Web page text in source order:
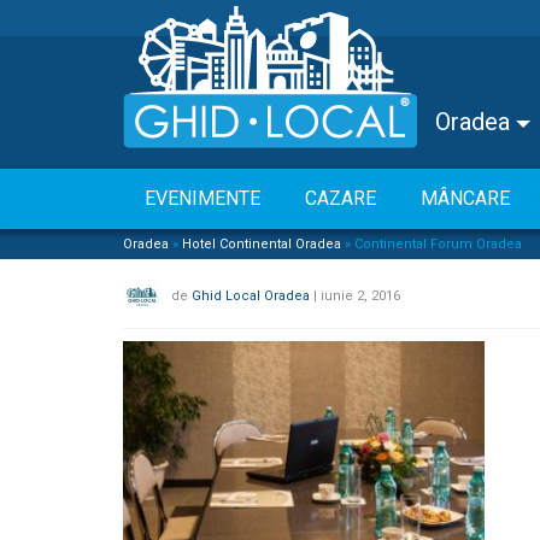
Oradea
EVENIMENTE CAZARE MÂNCARE
Oradea » Hotel Continental Oradea » Continental Forum Oradea
de Ghid Local Oradea | iunie 2, 2016